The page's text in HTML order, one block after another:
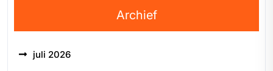
Archief
juli 2026